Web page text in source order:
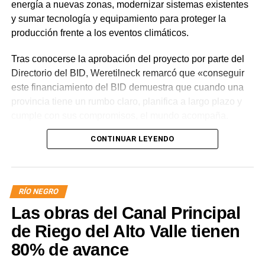
energía a nuevas zonas, modernizar sistemas existentes
y sumar tecnología y equipamiento para proteger la
producción frente a los eventos climáticos.
Tras conocerse la aprobación del proyecto por parte del
Directorio del BID, Weretilneck remarcó que «conseguir
este financiamiento del BID demuestra que cuando una
provincia tiene un rumbo claro, planifica a largo plazo y
Estos fondos llegan porque Río Negro tiene un proyecto
de desarrollo serio, con obras concretas y una visión de
El monto total del Programa es de US$ 85 millones.
De ese total, US$ 80 millones serán financiados con
recursos del Banco Interamericano de Desarrollo y
US$ 5 millones con recursos propios de la provincia
de Río Negro.
CONTINUAR LEYENDO
RÍO NEGRO
Las obras del Canal Principal
de Riego del Alto Valle tienen
80% de avance